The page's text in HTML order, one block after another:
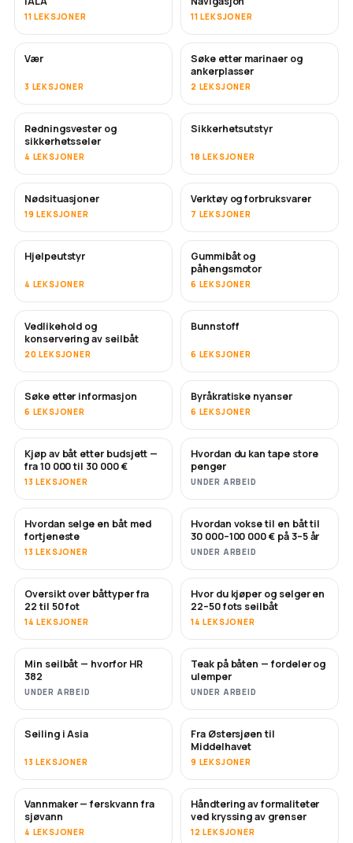
11 LEKSJONER 11 LEKSJONER
Vær
3 LEKSJONER
Søke etter marinaer og
ankerplasser
2 LEKSJONER
Redningsvester og
sikkerhetsseler
4 LEKSJONER
Sikkerhetsutstyr
18 LEKSJONER
Nødsituasjoner
19 LEKSJONER
Verktøy og forbruksvarer
7 LEKSJONER
Hjelpeutstyr
4 LEKSJONER
Gummibåt og
påhengsmotor
6 LEKSJONER
Vedlikehold og
konservering av seilbåt
20 LEKSJONER
SNART
Bunnstoff
6 LEKSJONER
Søke etter informasjon
6 LEKSJONER
Byråkratiske nyanser
6 LEKSJONER
SNART
Kjøp av båt etter budsjett —
fra 10 000 til 30 000 €
13 LEKSJONER
SNART
Hvordan du kan tape store
penger
UNDER ARBEID
NYTT
Hvordan selge en båt med
fortjeneste
13 LEKSJONER
NYTT
Hvordan vokse til en båt til
30 000–100 000 € på 3–5 år
UNDER ARBEID
SNART
Oversikt over båttyper fra
22 til 50 fot
14 LEKSJONER
SNART
Hvor du kjøper og selger en
22–50 fots seilbåt
14 LEKSJONER
SNART
Min seilbåt — hvorfor HR
382
UNDER ARBEID
SNART
Teak på båten — fordeler og
ulemper
UNDER ARBEID
SNART
Seiling i Asia
13 LEKSJONER
SNART
Fra Østersjøen til
Middelhavet
9 LEKSJONER
SNART
Vannmaker — ferskvann fra
sjøvann
4 LEKSJONER
Håndtering av formaliteter
ved kryssing av grenser
12 LEKSJONER